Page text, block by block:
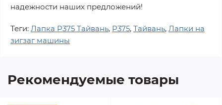
надежности наших предложений!
Теги: Лапка P375 Тайвань, P375, Тайвань, Лапки на
зигзаг машины
Рекомендуемые товары